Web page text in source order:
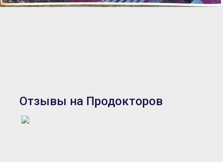
Отзывы на Продокторов